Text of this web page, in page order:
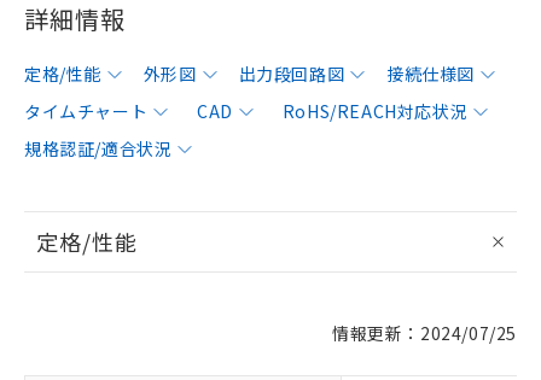
詳細情報
定格/性能 外形図 出力段回路図
接続仕様図
タイムチャート
CAD
RoHS/REACH対応状況
規格認証/適合状況
定格/性能
情報更新：2024/07/25